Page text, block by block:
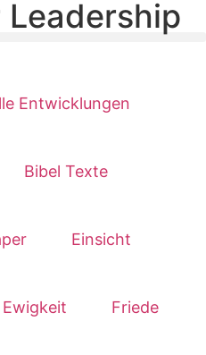
Leadership
Entwicklungen
Bibel Texte
Einsicht
Ewigkeit Friede